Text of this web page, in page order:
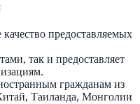
предоставляемых
так и предоставляет
гражданам из
Таиланда, Монголии